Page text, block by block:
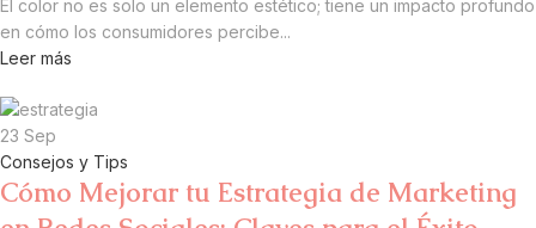
El color no es solo un elemento estético; tiene un impacto profundo
en cómo los consumidores percibe...
Leer más
23 Sep
Consejos y Tips
Cómo Mejorar tu Estrategia de Marketing